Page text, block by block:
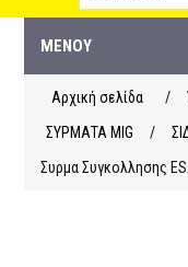
ΜΕΝΟΎ
Αρχική σελίδα /
ΣΥΡΜΑΤΑ ΜΙG
/
Συρμα Συγκολλησης